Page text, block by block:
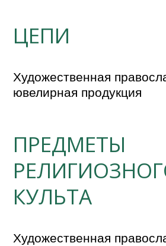
ЦЕПИ
Художественная
ювелирная продукция
ПРЕДМЕТЫ
КУЛЬТА
Художественная